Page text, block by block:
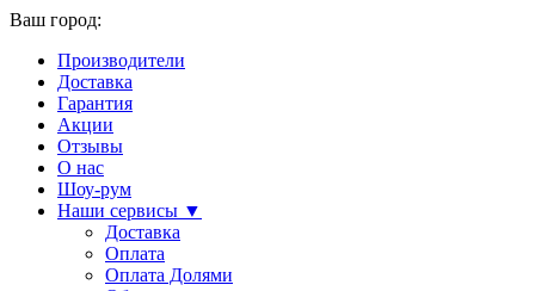
Ваш город:
Производители
Доставка
Гарантия
Акции
Отзывы
О нас
Шоу-рум
Наши сервисы ▼
Доставка
Оплата
Оплата Долями